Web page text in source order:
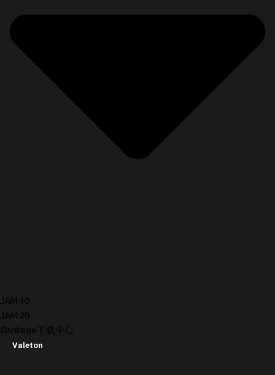
JAM 10
JAM 20
Divitone下载中心
Valeton